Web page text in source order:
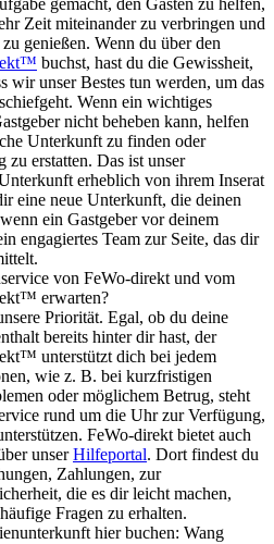
gemacht, den Gästen zu helfen,
Zeit miteinander zu verbringen und
genießen. Wenn du über den
buchst, hast du die Gewissheit,
wir unser Bestes tun werden, um das
Wenn ein wichtiges
nicht beheben kann, helfen
Unterkunft zu finden oder
zu erstatten. Das ist unser
erheblich von ihrem Inserat
eine neue Unterkunft, die deinen
ein Gastgeber vor deinem
engagiertes Team zur Seite, das dir
von FeWo-direkt und vom
erwarten?
Priorität. Egal, ob du deine
bereits hinter dir hast, der
unterstützt dich bei jedem
wie z. B. bei kurzfristigen
oder möglichem Betrug, steht
rund um die Uhr zur Verfügung,
FeWo-direkt bietet auch
unserHilfeportal. Dort findest du
Zahlungen, zur
die es dir leicht machen,
Fragen zu erhalten.
hier buchen: Wang